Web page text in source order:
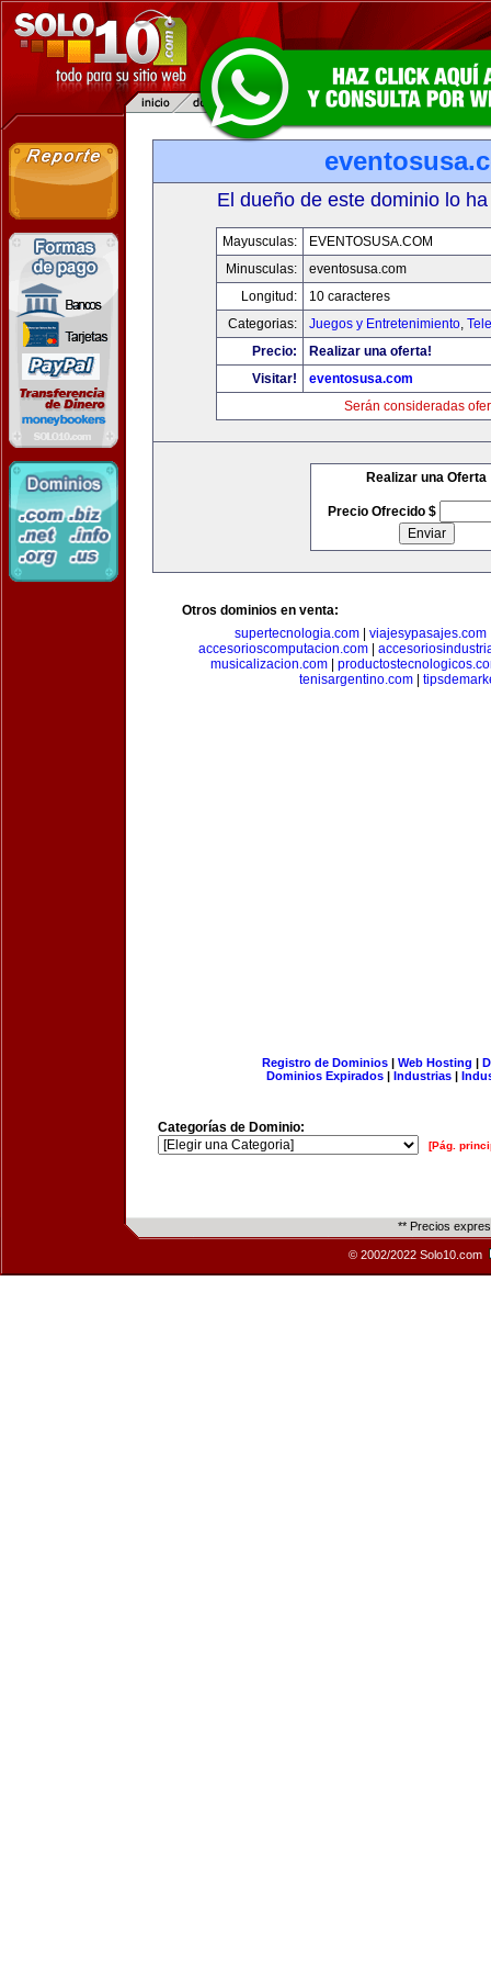
El dueño de este dominio lo
Mayusculas:
EVENTOSUSA.COM
Minusculas:
eventosusa.com
Longitud:
10 caracteres
Categorias:
Juegos y Entretenimiento,
Precio:
Realizar una oferta!
Visitar!
eventosusa.com
Serán consideradas
Realizar una Oferta
Precio Ofrecido $
Otros dominios en venta:
supertecnologia.com| viajesypasajes.com
accesorioscomputacion.com
musicalizacion.com|
tenisargentino.com
Registro de Dominios| Web Hosting |
Dominios Expirados | Industrias |
Categorías de Dominio:
[Pág.
** Precios
© 2002/2022 Solo10.com